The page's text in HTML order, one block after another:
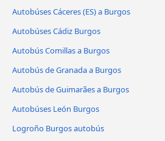
Autobúses Cáceres‎‎ (ES) a Burgos
Autobúses Cádiz Burgos
Autobús Comillas a Burgos
Autobús de Granada a Burgos
Autobús de Guimarães a Burgos
Autobúses León Burgos
Logroño Burgos autobús